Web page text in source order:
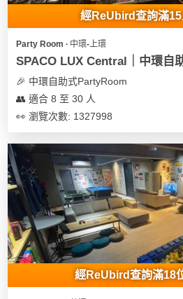
場
地
佈
置
用
品
即
食
即
煮
業/
公
司
活
動
婚
禮
親
子
活
動
需
軟
時
間
神
情
侶
心
願
清
單
們
關
於
我
經ReUbird查詢滿
Party Room ∙ 中環-上環
SPACO LUX Central｜中環自
🎉 中環自助式PartyRoom
👥 適合 8 至 30 人
👀 瀏覽次數: 1327998
經ReUbird查詢滿18